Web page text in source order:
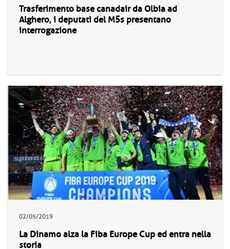
Trasferimento base canadair da Olbia ad
Alghero, i deputati del M5s presentano
interrogazione
02/05/2019
La Dinamo alza la Fiba Europe Cup ed entra nella
storia